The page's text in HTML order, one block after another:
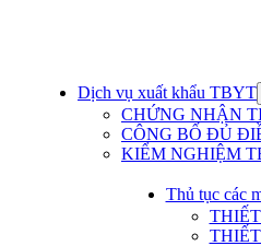
Dịch vụ xuất khẩu TBYT
CHỨNG NHẬN
CÔNG BỐ ĐỦ
KIỂM NGHIỆM
Thủ tục các